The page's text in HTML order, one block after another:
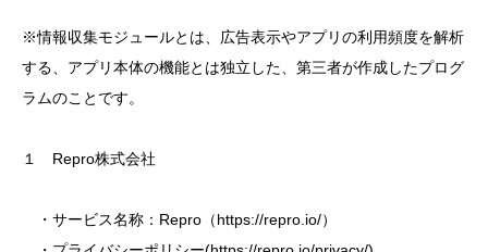
※情報収集モジュールとは、広告表示やアプリの利用頻度を解析
する、アプリ本体の機能とは独立した、第三者が作成したプログ
ラムのことです。
１ Repro株式会社
・サービス名称：Repro（https://repro.io/）